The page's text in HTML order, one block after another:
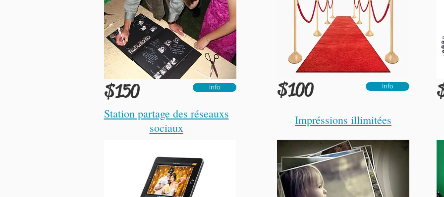
$150 Read More
Info
Station partage des réseauxs
sociaux
$100 Info
Impréssions illimitées